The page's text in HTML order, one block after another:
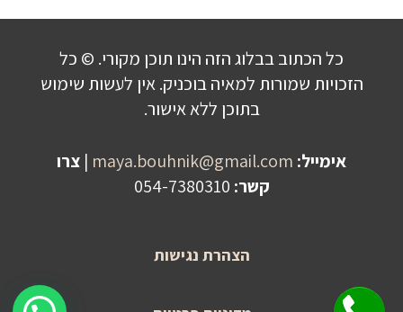
כל הכתוב בבלוג הזה הינו תוכן מקורי. © כל
הזכויות שמורות למאיה בוכניק. אין לעשות שימוש
בתוכן ללא אישור.
אימייל: maya.bouhnik@gmail.com
| צרו
קשר:
הצהרת נגישות